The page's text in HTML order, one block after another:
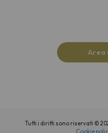
Area
Tutti i diritti sono riservati ©
Cookie